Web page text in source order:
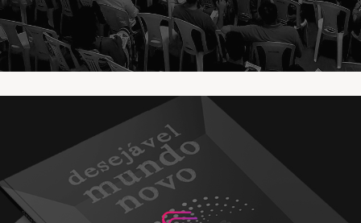
Livro da Fluxonomia 4D